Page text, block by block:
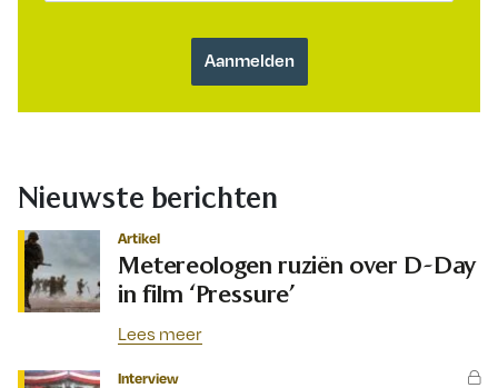
Nieuwste berichten
Artikel
Metereologen ruziën over D-Day
in film ‘Pressure’
Lees meer
Interview